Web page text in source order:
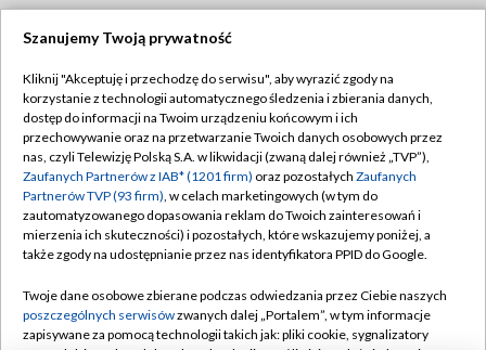
TVP
Abonament TVP
Emisja w TVP
Centrum informacji TVP
Naziemna Telewizja Cyfrowa
Rada Programowa
Regulamin TVP
Polityka prywatności
Moje zgody
Pomoc
Kontakt
Szanujemy Twoją prywatność
Kliknij "Akceptuję i przechodzę do serwisu", aby wyrazić zgody na
korzystanie z technologii automatycznego śledzenia i zbierania danych,
dostęp do informacji na Twoim urządzeniu końcowym i ich
przechowywanie oraz na przetwarzanie Twoich danych osobowych przez
nas, czyli Telewizję Polską S.A. w likwidacji (zwaną dalej również „TVP”),
Zaufanych Partnerów z IAB* (1201 firm) oraz pozostałych Zaufanych
Partnerów TVP (93 firm), w celach marketingowych (w tym do
zautomatyzowanego dopasowania reklam do Twoich zainteresowań i
mierzenia ich skuteczności) i pozostałych, które wskazujemy poniżej, a
także zgody na udostępnianie przez nas identyfikatora PPID do Google.
Twoje dane osobowe zbierane podczas odwiedzania przez Ciebie naszych
poszczególnych serwisówzwanych dalej „Portalem”, w tym informacje
zapisywane za pomocą technologii takich jak: pliki cookie, sygnalizatory